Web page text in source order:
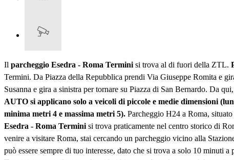
Il parcheggio Esedra - Roma Termini si trova al di fuori della ZTL.
Termini. Da Piazza della Repubblica prendi Via Giuseppe Romita e
Susanna e gira a sinistra per tornare su Piazza di San Bernardo. Da
AUTO si applicano solo a veicoli di piccole e medie dimensioni
minima metri 4 e massima metri 5). Parcheggio H24 a Roma,
Esedra - Roma Termini si trova praticamente nel centro storico di
venire a visitare Roma, stai cercando un parcheggio vicino alla
può essere sempre di tuo interesse, dato che si trova a solo 10 minuti